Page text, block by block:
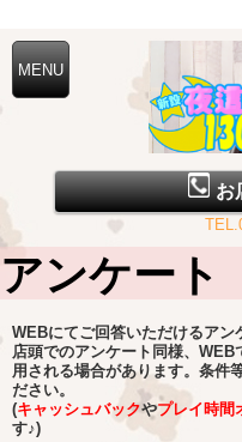
お
アンケート
WEBにてご回答いただけるアン
店頭でのアンケート同様、
用される場合があります。条件
ださい。
(キャッシュバックやプレイ時間
す♪)